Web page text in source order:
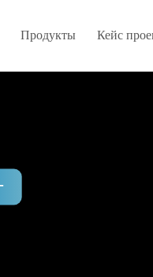
Продукты Кейс